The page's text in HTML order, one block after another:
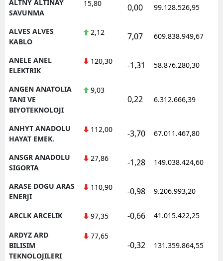
ALTNY ALTINAY
SAVUNMA
15,80 0,00 99.128.526,95
ALVES ALVES
KABLO
2,12 7,07 609.838.949,67
ANELE ANEL
ELEKTRIK
120,30 -1,31 58.876.280,30
ANGEN ANATOLIA
TANI VE
BIYOTEKNOLOJI
9,03
0,22 6.312.666,39
ANHYT ANADOLU
HAYAT EMEK.
112,00 -3,70 67.011.467,80
ANSGR ANADOLU
SIGORTA
27,86 -1,28 149.038.424,60
ARASE DOGU ARAS
ENERJI
110,90 -0,98 9.206.993,20
ARCLK ARCELIK 97,35 -0,66 41.015.422,25
ARDYZ ARD
BILISIM
TEKNOLOJILERI
77,65
-0,32 131.359.864,55